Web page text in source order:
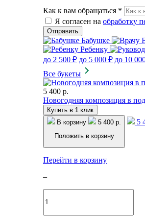
Как к вам обращаться *
Я согласен на обработку
Бабушке
Ребенку
до 2 500 ₽ до 5 000 ₽ до 10
Все букеты
5 400 р.
Новогодняя композиция в
Купить в 1 клик
В корзину
5 400 р.
Положить в корзину
5
Перейти в корзину
–